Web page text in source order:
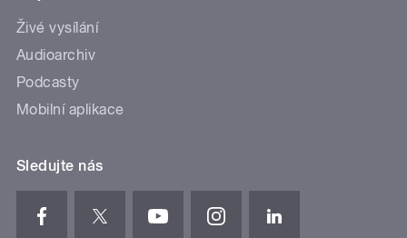
Živé vysílání
Audioarchiv
Podcasty
Mobilní aplikace
Sledujte nás